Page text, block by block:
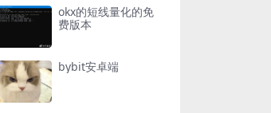
okx的短线量化的免
费版本
bybit安卓端